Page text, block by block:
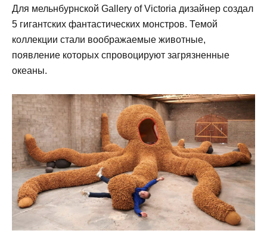
Для мельнбурнской Gallery of Victoria дизайнер создал
5 гигантских фантастических монстров. Темой
коллекции стали воображаемые животные,
появление которых спровоцируют загрязненные
океаны.